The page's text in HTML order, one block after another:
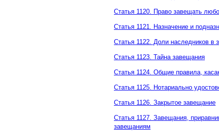
Статья 1120. Право завещать
Статья 1121. Назначение и
Статья 1122. Доли наследников в
Статья 1123. Тайна завещания
Статья 1124. Общие правила,
Статья 1125. Нотариально
Статья 1126. Закрытое завещание
Статья 1127. Завещания,
завещаниям